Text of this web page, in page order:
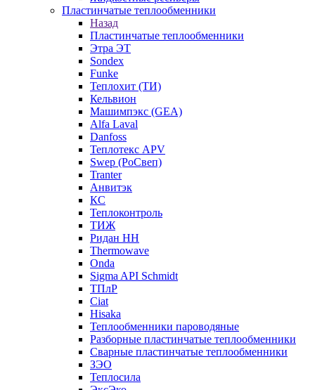
Пластинчатые теплообменники
Назад
Пластинчатые теплообменники
Этра ЭТ
Sondex
Funke
Теплохит (ТИ)
Кельвион
Машимпэкс (GEA)
Alfa Laval
Danfoss
Теплотекс APV
Swep (РоСвеп)
Tranter
Анвитэк
КС
Теплоконтроль
ТИЖ
Ридан НН
Thermowave
Onda
Sigma API Schmidt
ТПлР
Ciat
Hisaka
Теплообменники пароводяные
Разборные пластинчатые теплообменники
Сварные пластинчатые теплообменники
ЗЭО
Теплосила